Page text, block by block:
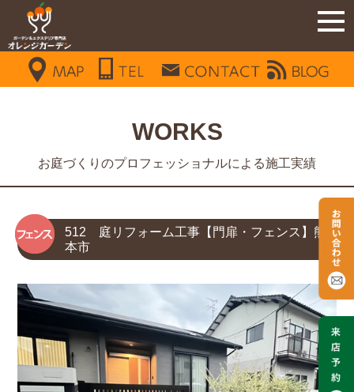
WORKS
お庭づくりのプロフェッショナルによる施工実績
512 庭リフォーム工事【門扉・フェンス】熊
本市